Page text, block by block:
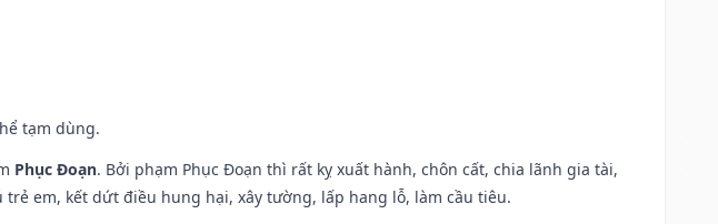
tạm dùng.
Phục Đoạn. Bởi phạm Phục Đoạn thì rất kỵ xuất hành, chôn cất, chia lãnh gia tài,
em, kết dứt điều hung hại, xây tường, lấp hang lỗ, làm cầu tiêu.